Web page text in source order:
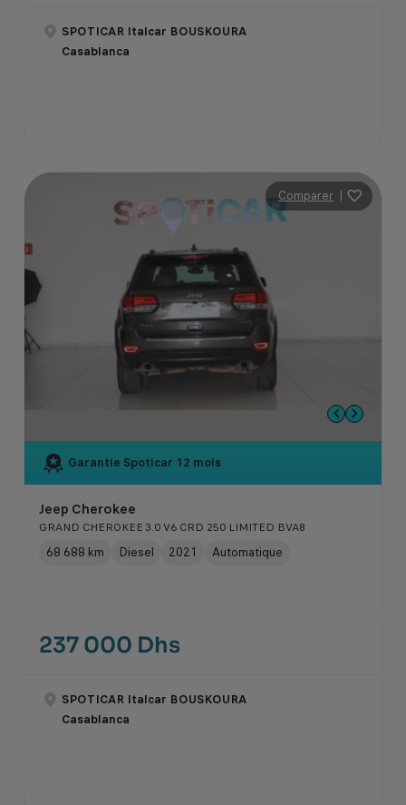
SPOTICAR Italcar BOUSKOURA
Casablanca
Comparer |
Garantie Spoticar 12 mois
Jeep Cherokee
GRAND CHEROKEE 3.0 V6 CRD 250 LIMITED BVA8
68 688 km Diesel 2021 Automatique
237 000 Dhs
SPOTICAR Italcar BOUSKOURA
Casablanca